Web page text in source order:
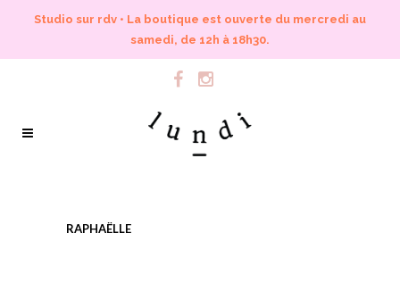
Studio sur rdv • La boutique est ouverte du mercredi au
samedi, de 12h à 18h30.
RAPHAËLLE